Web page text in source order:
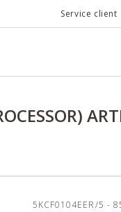
Service client
5KCF0104EER/5 -